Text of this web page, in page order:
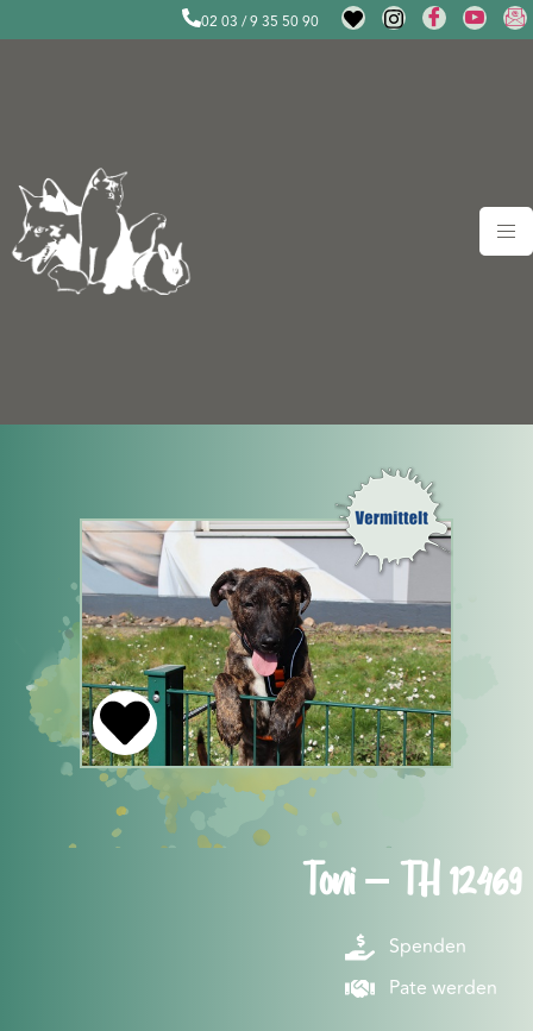
02 03 / 9 35 50 90
Toni – TH 12469
Spenden
Pate werden